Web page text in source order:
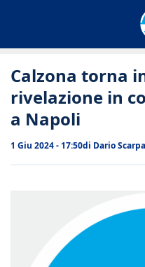
Calzona torna
rivelazione in
a Napoli
1 Giu 2024 - 17:50di Dario Scarpa